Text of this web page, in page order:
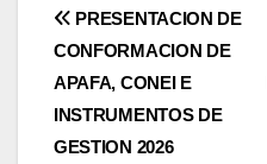
Navegación
de
entradas
PRESENTACION DE
CONFORMACION DE
APAFA, CONEI E
INSTRUMENTOS DE
GESTION 2026